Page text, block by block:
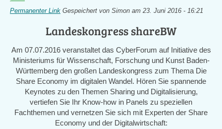
Permanenter Link Gespeichert von Simon am 23. Juni 2016 - 16:21
Landeskongress shareBW
Am 07.07.2016 veranstaltet das CyberForum auf Initiative des
Ministeriums für Wissenschaft, Forschung und Kunst Baden-
Württemberg den großen Landeskongress zum Thema Die
Share Economy im digitalen Wandel. Hören Sie spannende
Keynotes zu den Themen Sharing und Digitalisierung,
vertiefen Sie Ihr Know-how in Panels zu speziellen
Fachthemen und vernetzen Sie sich mit Experten der Share
Economy und der Digitalwirtschaft: